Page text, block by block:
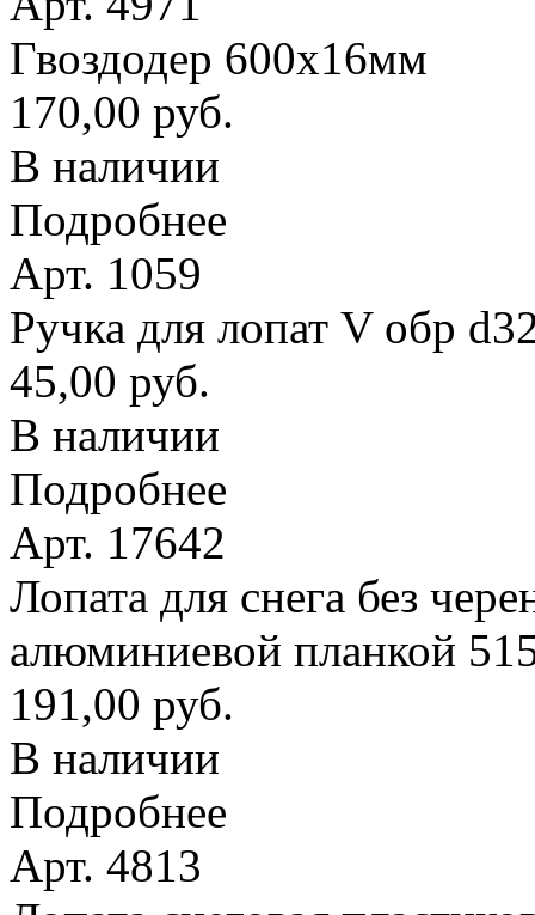
Гвоздодер 600х16мм
170,00 руб.
В наличии
Подробнее
Арт. 1059
Ручка для лопат V обр
45,00 руб.
В наличии
Подробнее
Арт. 17642
Лопата для снега без
алюминиевой планкой
191,00 руб.
В наличии
Подробнее
Арт. 4813